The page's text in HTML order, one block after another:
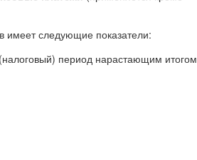
имеет следующие показатели:
период нарастающим итогом